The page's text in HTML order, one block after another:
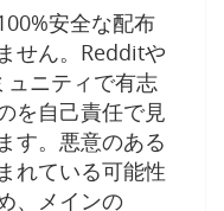
安全な配布
せん。Redditや
ニティで有志
を自己責任で見
す。悪意のある
れている可能性
、メインの